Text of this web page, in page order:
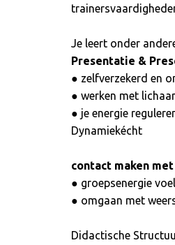
Je leert onder
Presentatie &
● zelfverzekerd en
● werken met
● je energie
Dynamiekécht
contact maken
● groepsenergie
● omgaan met
Didactische